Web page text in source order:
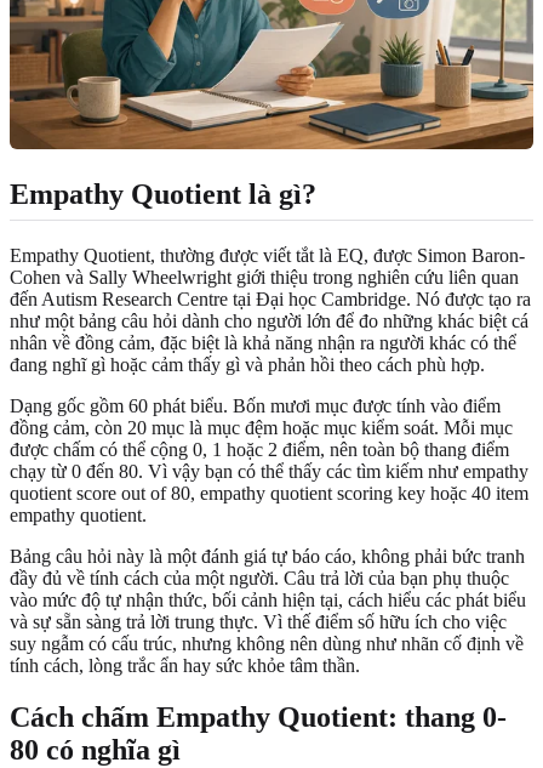
Empathy Quotient là gì?
Empathy Quotient, thường được viết tắt là EQ, được Simon Baron-
Cohen và Sally Wheelwright giới thiệu trong nghiên cứu liên quan
đến Autism Research Centre tại Đại học Cambridge. Nó được tạo ra
như một bảng câu hỏi dành cho người lớn để đo những khác biệt cá
nhân về đồng cảm, đặc biệt là khả năng nhận ra người khác có thể
đang nghĩ gì hoặc cảm thấy gì và phản hồi theo cách phù hợp.
Dạng gốc gồm 60 phát biểu. Bốn mươi mục được tính vào điểm
đồng cảm, còn 20 mục là mục đệm hoặc mục kiểm soát. Mỗi mục
được chấm có thể cộng 0, 1 hoặc 2 điểm, nên toàn bộ thang điểm
chạy từ 0 đến 80. Vì vậy bạn có thể thấy các tìm kiếm như empathy
quotient score out of 80, empathy quotient scoring key hoặc 40 item
empathy quotient.
Bảng câu hỏi này là một đánh giá tự báo cáo, không phải bức tranh
đầy đủ về tính cách của một người. Câu trả lời của bạn phụ thuộc
vào mức độ tự nhận thức, bối cảnh hiện tại, cách hiểu các phát biểu
và sự sẵn sàng trả lời trung thực. Vì thế điểm số hữu ích cho việc
suy ngẫm có cấu trúc, nhưng không nên dùng như nhãn cố định về
tính cách, lòng trắc ẩn hay sức khỏe tâm thần.
Cách chấm Empathy Quotient: thang 0-
80 có nghĩa gì